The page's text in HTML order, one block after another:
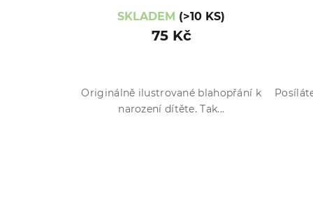
SKLADEM (>10 KS)
75 Kč
Originálně ilustrované blahopřání k
narození dítěte. Tak...